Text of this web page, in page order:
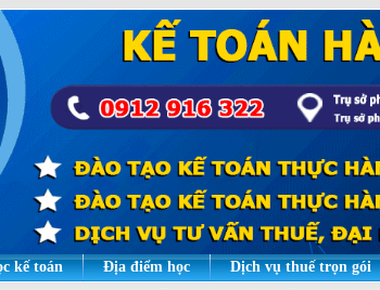
kế toán Địa điểm học Dịch vụ thuế trọn gói